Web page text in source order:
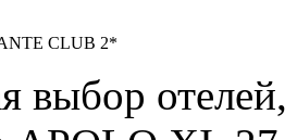
CLUB 2*
выбор